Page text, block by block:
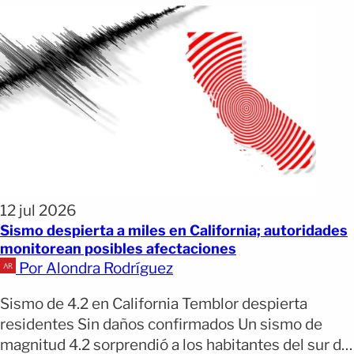
12 jul 2026
Sismo despierta a miles en California; autoridades
monitorean posibles afectaciones
Por Alondra Rodríguez
Sismo de 4.2 en California Temblor despierta
residentes Sin daños confirmados Un sismo de
magnitud 4.2 sorprendió a los habitantes del sur de